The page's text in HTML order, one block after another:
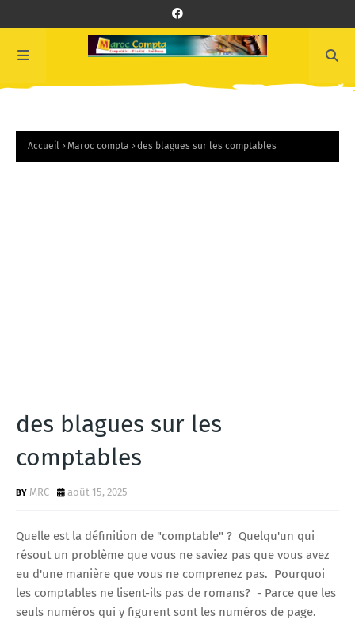
Accueil Maroc compta des blagues sur les comptables
des blagues sur les
comptables
MRC août 15, 2025
Quelle est la définition de "comptable" ? Quelqu'un qui
résout un problème que vous ne saviez pas que vous avez
eu d'une manière que vous ne comprenez pas. Pourquoi
les comptables ne lisent-ils pas de romans? - Parce que les
seuls numéros qui y figurent sont les numéros de page.